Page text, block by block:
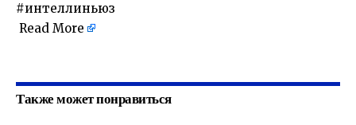
#интеллиньюз
Read More
Также может понравиться